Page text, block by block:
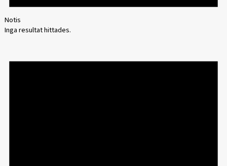
Notis
Inga resultat hittades.